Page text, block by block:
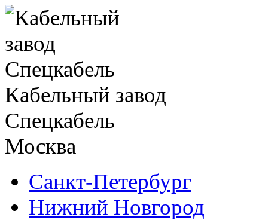
Кабельный завод
Спецкабель
Москва
Санкт-Петербург
Нижний Новгород